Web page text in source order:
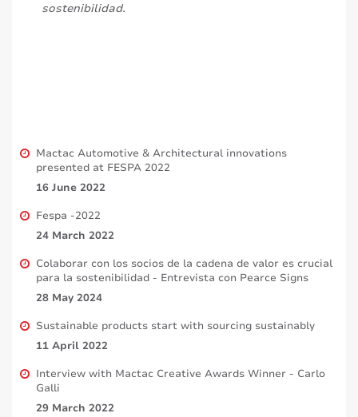
sostenibilidad.
Mactac Automotive & Architectural innovations
presented at FESPA 2022
16 June 2022
Fespa -2022
24 March 2022
Colaborar con los socios de la cadena de valor es crucial
para la sostenibilidad - Entrevista con Pearce Signs
28 May 2024
Sustainable products start with sourcing sustainably
11 April 2022
Interview with Mactac Creative Awards Winner - Carlo
Galli
29 March 2022